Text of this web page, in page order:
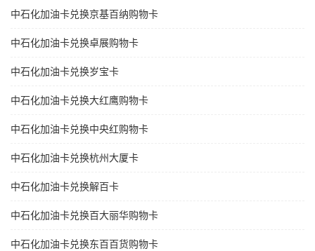
中石化加油卡兑换京基百纳购物卡
中石化加油卡兑换卓展购物卡
中石化加油卡兑换岁宝卡
中石化加油卡兑换大红鹰购物卡
中石化加油卡兑换中央红购物卡
中石化加油卡兑换杭州大厦卡
中石化加油卡兑换解百卡
中石化加油卡兑换百大丽华购物卡
中石化加油卡兑换东百百货购物卡